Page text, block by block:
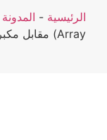
الرئيسية - المدونة
Array) مقابل مكبرات الصوت التقليدية: أيهما أفضل؟